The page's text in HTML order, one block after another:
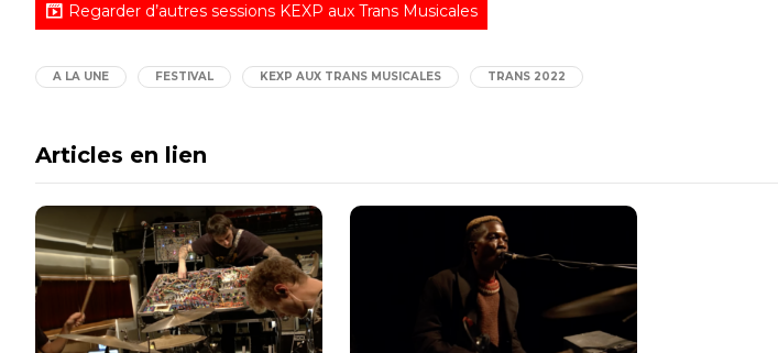
Regarder d’autres sessions KEXP aux Trans Musicales
A LA UNE FESTIVAL KEXP AUX TRANS MUSICALES TRANS 2022
Articles en lien